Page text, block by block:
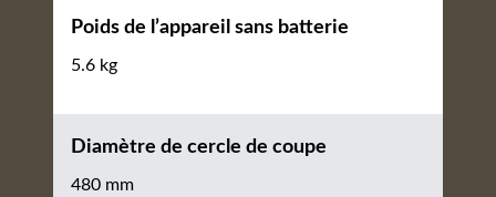
Poids de l’appareil sans batterie
5.6 kg
Diamètre de cercle de coupe
480 mm